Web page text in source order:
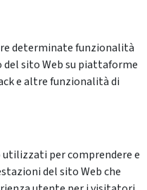
determinate funzionalità
sito Web su piattaforme
e altre funzionalità di
per comprendere e
del sito Web che